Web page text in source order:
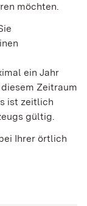
möchten.
ein Jahr
Zeitraum
ist zeitlich
gültig.
Ihrer örtlich